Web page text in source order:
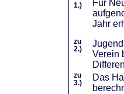
1.)
Für
Jahr
zu
2.)
Verein
zu
3.)
Das